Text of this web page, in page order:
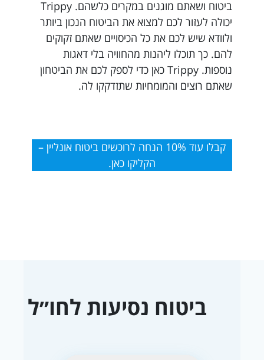
ביטוח ושאתם מוגנים במקרים כלשהם. Trippy
יכולה לעזור לכם למצוא את הביטוח הנכון ביותר
ולוודא שיש לכם את כל הכיסויים שאתם זקוקים
להם. כך תוכלו ליהנות מהחוויה בלי דאגות
נוספות. Trippy כאן כדי לספק לכם את הביטחון
שאתם רוצים והמומחיות שתזדקקו לה.
קבלו עוד 10% הנחה לרוכשים ביטוח אונליין –
הקליקו כאן.
ביטוח נסיעות לחו״ל